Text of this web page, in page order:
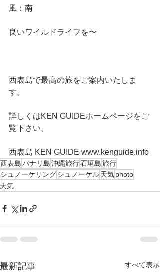
風：南
良いワイルドライフを〜
西表島で最高の旅をご案内いたしま
す。
詳しくはKEN GUIDEホームページをご
覧下さい。
西表島 KEN GUIDE www.kenguide.info
西表島パナリ島沖縄旅行石垣島旅行
シュノーケリングシュノーケル天気photo
天気
最新記事 すべて表示